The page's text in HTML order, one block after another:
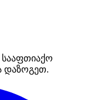
სააფთიაქო
დაზოგეთ.